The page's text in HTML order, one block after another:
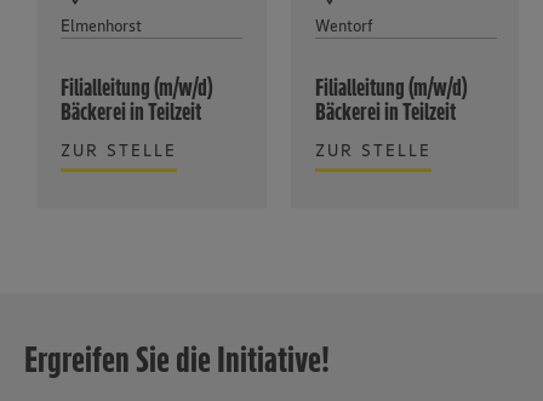
Elmenhorst
Filialleitung (m/w/d)
Bäckerei in Teilzeit
ZUR STELLE
Wentorf
Filialleitung (m/w/d)
Bäckerei in Teilzeit
ZUR STELLE
Ergreifen Sie die Initiative!